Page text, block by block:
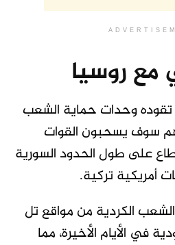
مع روسيا
وحدات حماية الشعب
إنهم سوف يسحبون القوات
على طول الحدود السورية
أمريكية تركية.
الكردية من مواقع تل
في الأيام الأخيرة، مما